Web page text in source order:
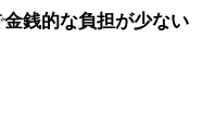
金銭的な負担が少ない